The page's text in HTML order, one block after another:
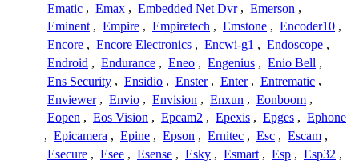
Ematic , Emax , Embedded Net Dvr , Emerson ,
Eminent , Empire , Empiretech , Emstone , Encoder10 ,
Encore , Encore Electronics , Encwi-g1 , Endoscope ,
Endroid , Endurance , Eneo , Engenius , Enio Bell ,
Ens Security , Ensidio , Enster , Enter , Entrematic ,
Enviewer , Envio , Envision , Enxun , Eonboom ,
Eopen , Eos Vision , Epcam2 , Epexis , Epges , Ephone
, Epicamera , Epine , Epson , Ernitec , Esc , Escam ,
Esecure , Esee , Esense , Esky , Esmart , Esp , Esp32 ,